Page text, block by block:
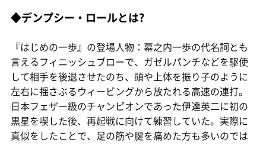
◆デンプシー・ロールとは?
『はじめの一歩』の登場人物：幕之内一歩の代名詞とも
言えるフィニッシュブローで、ガゼルパンチなどを駆使
して相手を後退させたのち、頭や上体を振り子のように
左右に揺さぶるウィービングから放たれる高速の連打。
日本フェザー級のチャンピオンであった伊達英二に初の
黒星を喫した後、再起戦に向けて練習していた。実際に
真似をしたことで、足の筋や腱を痛めた方も多いのでは